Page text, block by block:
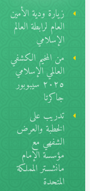
زيارة ودية الأمين
العام لرابطة العالم
الإسلامي
من المخيم الكشفي
العالمي الإسلامي
٢٠٢٥ سيبوبور
جاكرتا
تدريب على
الخطبة والعرض
الشفهي مع
مؤسسة الإمام
مانشستر المملكة
المتحدة